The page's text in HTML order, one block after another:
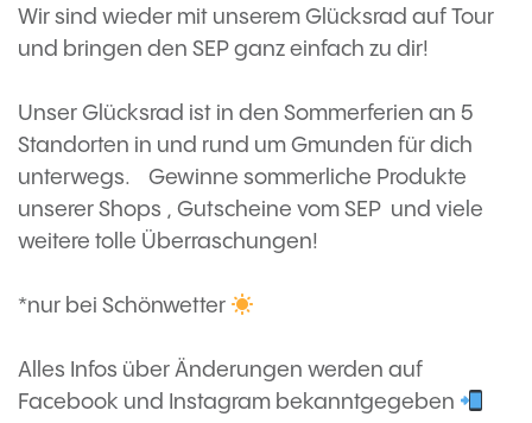
Wir sind wieder mit unserem Glücksrad auf Tour
und bringen den SEP ganz einfach zu dir!
Unser Glücksrad ist in den Sommerferien an 5
Standorten in und rund um Gmunden für dich
unterwegs. Gewinne sommerliche Produkte
unserer Shops , Gutscheine vom SEP und viele
weitere tolle Überraschungen!
*nur bei Schönwetter
Alles Infos über Änderungen werden auf
Facebook und Instagram bekanntgegeben